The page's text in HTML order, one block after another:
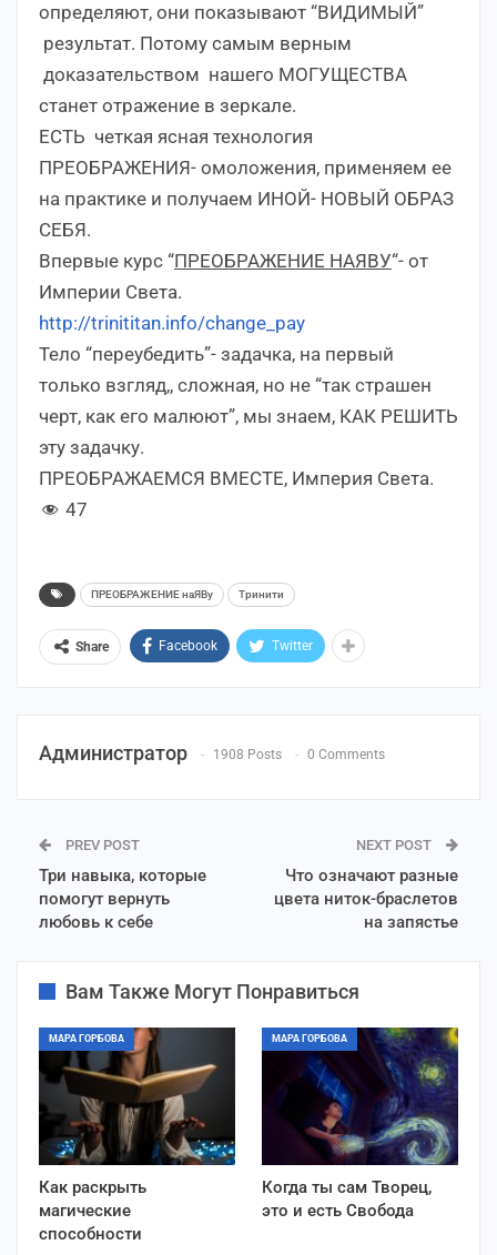
определяют, они показывают “ВИДИМЫЙ”
результат. Потому самым верным
доказательством нашего МОГУЩЕСТВА
станет отражение в зеркале.
ЕСТЬ четкая ясная технология
ПРЕОБРАЖЕНИЯ- омоложения, применяем ее
на практике и получаем ИНОЙ- НОВЫЙ ОБРАЗ
СЕБЯ.
Впервые курс “ПРЕОБРАЖЕНИЕ НАЯВУ“- от
Империи Света.
http://trinititan.info/change_pay
Тело “переубедить”- задачка, на первый
только взгляд,, сложная, но не “так страшен
черт, как его малюют”, мы знаем, КАК РЕШИТЬ
эту задачку.
ПРЕОБРАЖАЕМСЯ ВМЕСТЕ, Империя Света.
47
ПРЕОБРАЖЕНИЕ наЯВу Тринити
Share Facebook Twitter
Администратор 1908 Posts 0 Comments
PREV POST
Три навыка, которые
помогут вернуть
любовь к себе
NEXT POST
Что означают разные
цвета ниток-браслетов
на запястье
Вам Также Могут Понравиться
МАРА ГОРБОВА
Как раскрыть
магические
способности
МАРА ГОРБОВА
Когда ты сам Творец,
это и есть Свобода